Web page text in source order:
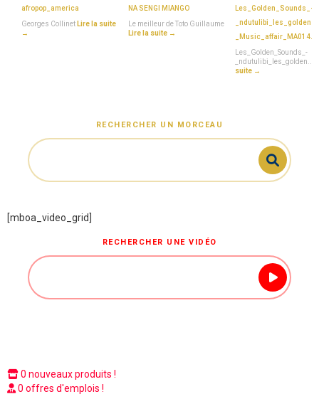
afropop_america
Georges Collinet Lire la suite
→
NA SENGI MIANGO
Le meilleur de Toto Guillaume
Lire la suite →
Les_Golden_Sounds_-
_Music_affair_MA014.
Les_Golden_Sounds_-
_ndutulibi_les_golden...
suite →
RECHERCHER UN MORCEAU
[mboa_video_grid]
RECHERCHER UNE VIDÉO
0 nouveaux produits !
0 offres d'emplois !